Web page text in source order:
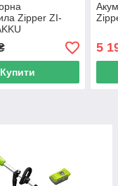
Zipper ZI-
Купити
5